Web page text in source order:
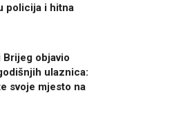
policija i hitna
Brijeg objavio
ulaznica:
svoje mjesto na